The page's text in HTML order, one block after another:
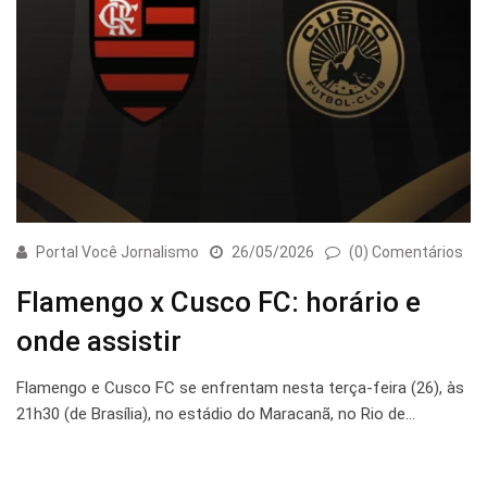
Portal Você Jornalismo 26/05/2026 (0) Comentários
Flamengo x Cusco FC: horário e
onde assistir
Flamengo e Cusco FC se enfrentam nesta terça-feira (26), às
21h30 (de Brasília), no estádio do Maracanã, no Rio de…